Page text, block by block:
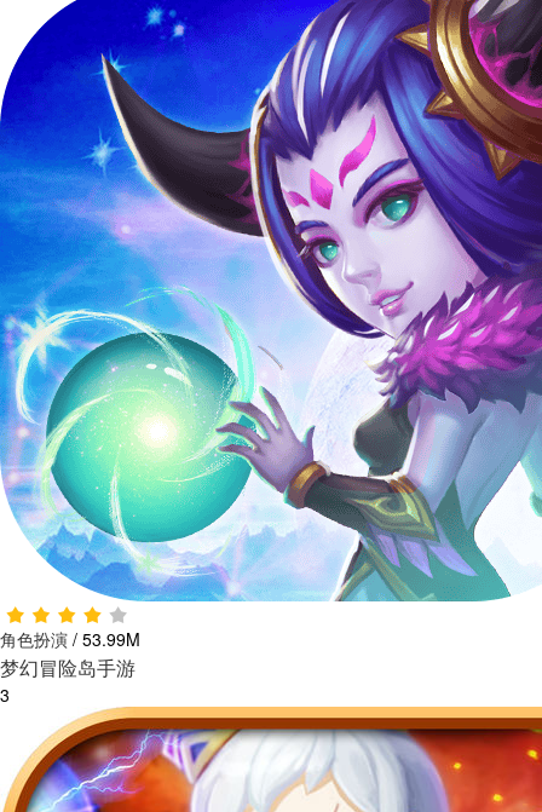
角色扮演 / 53.99M
梦幻冒险岛手游
3